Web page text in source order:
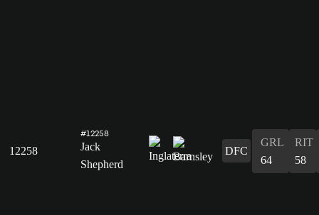
12258
#12258
Jack
Shepherd
DFC
GRL
64
RIT
58